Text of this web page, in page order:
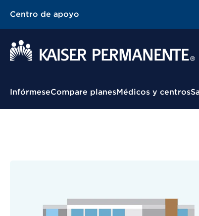
Centro de apoyo
Menú contextual
InfórmeseCompare planesMédicos y centros